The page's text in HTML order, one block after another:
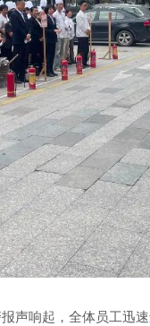
声响起，全体员工迅